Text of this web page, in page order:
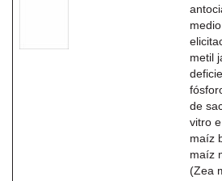
metil
de
vitro
maíz
maíz
(Zea